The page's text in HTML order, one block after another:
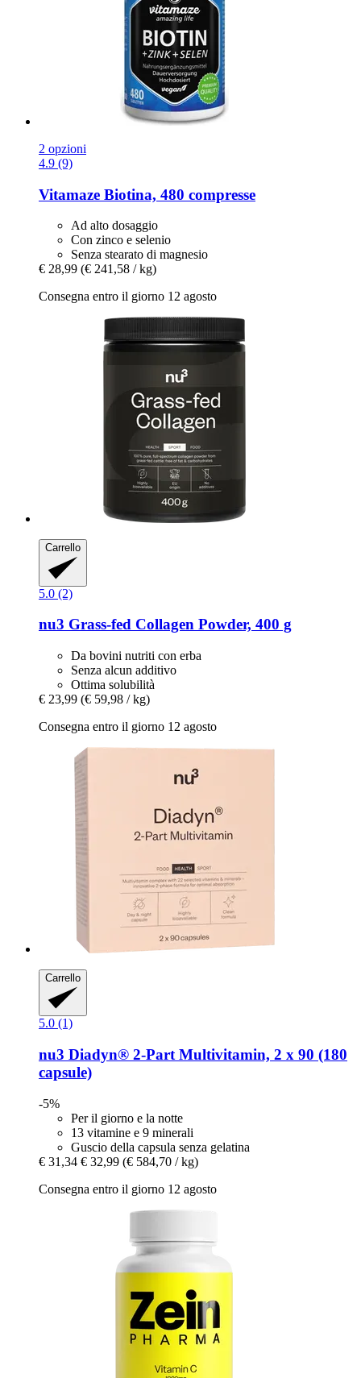
2 opzioni
4.9 (9)
Vitamaze Biotina, 480 compresse
Ad alto dosaggio
Con zinco e selenio
Senza stearato di magnesio
€ 28,99 (€ 241,58 / kg)
Consegna entro il giorno 12 agosto
Carrello
5.0 (2)
nu3 Grass-​fed Collagen Powder, 400 g
Da bovini nutriti con erba
Senza alcun additivo
Ottima solubilità
€ 23,99 (€ 59,98 / kg)
Consegna entro il giorno 12 agosto
Carrello
5.0 (1)
nu3 Diadyn® 2-​Part Multivitamin, 2 x 90 (180
capsule)
-5%
Per il giorno e la notte
13 vitamine e 9 minerali
Guscio della capsula senza gelatina
€ 31,34 € 32,99 (€ 584,70 / kg)
Consegna entro il giorno 12 agosto